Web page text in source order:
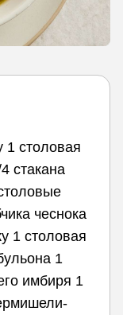
1 столовая
стакана
чеснока
1 столовая
1
имбиря 1